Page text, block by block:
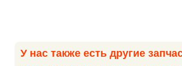
У нас также есть другие